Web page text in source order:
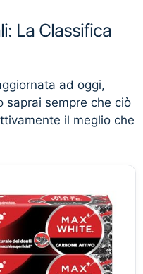
La Classifica
ad oggi,
saprai sempre che ciò
il meglio che